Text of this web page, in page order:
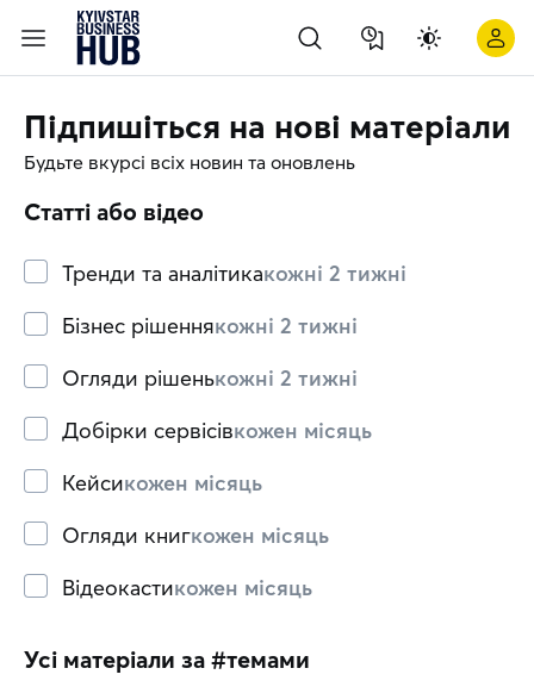
Підпишіться на нові матеріали
Будьте вкурсі всіх новин та оновлень
Статті або відео
Тренди та аналітикакожні 2 тижні
Бізнес рішеннякожні 2 тижні
Огляди рішенькожні 2 тижні
Добірки сервісівкожен місяць
Кейсикожен місяць
Огляди книгкожен місяць
Відеокастикожен місяць
Усі матеріали за #темами